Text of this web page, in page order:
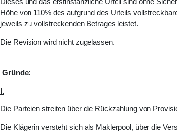
Dieses und das erstinstanzliche Urteil sind ohne
Höhe von 110% des aufgrund des Urteils
jeweils zu vollstreckenden Betrages leistet.
Die Revision wird nicht zugelassen.
Gründe:
I.
Die Parteien streiten über die Rückzahlung von
Die Klägerin versteht sich als Maklerpool, über die